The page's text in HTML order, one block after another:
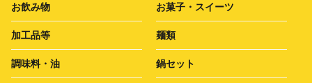
お飲み物 お菓子・スイーツ
加工品等 麺類
調味料・油 鍋セット